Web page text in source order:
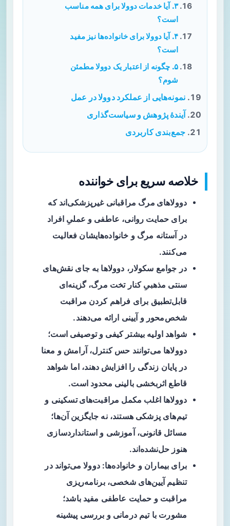
۳. آیا خدمات دوولا برای همه مناسب
است؟
۴. آیا دوولا برای خانواده‌ها نیز مفید
است؟
۵. چگونه از اعتبار یک دوولا مطمئن
شوم؟
نمونه‌هایی از عملکرد دوولا در عمل
آیندهٔ پژوهش و سیاست‌گذاری
جمع‌بندی کاربردی
خلاصه سریع برای خواننده
دوولاهای مرگ مراقبانی غیرپزشکی‌اند که
برای حمایت روانی، عاطفی و عملیِ افراد
در آستانه مرگ و خانواده‌هایشان فعالیت
می‌کنند.
در جوامع سکولار، دوولاها به جای نقش‌های
سنتی مذهبیِ کنار تخت مرگ، گزینه‌ای
قابل‌تطبیق برای فراهم کردن مراقبت
شخص‌محور و آیینی ارائه می‌دهند.
شواهد اولیه بیشتر کیفی و توصیفی است؛
دوولاها می‌توانند حس کنترل، آرامش و معنا
در پایان زندگی را افزایش دهند، اما شواهد
قاطع اثربخشی بالینی محدود است.
دوولاها اغلب مکمل مراقبت‌های تسکینی و
تیم‌های پزشکی هستند، نه جایگزین آن‌ها؛
مسائل قانونی، آموزشی و استانداردسازی
هنوز حل‌نشده‌اند.
برای بیماران و خانواده‌ها: دوولا می‌تواند در
تنظیم آیین‌های شخصی، برنامه‌ریزی
مراقبت و حمایت عاطفی مفید باشد؛
مشورت با تیم درمانی و بررسی پیشینه